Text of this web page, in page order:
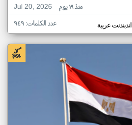
Jul 20, 2026
منذ ١٩ يوم
اندبندنت عربية عدد الكلمات: ٩٤٩